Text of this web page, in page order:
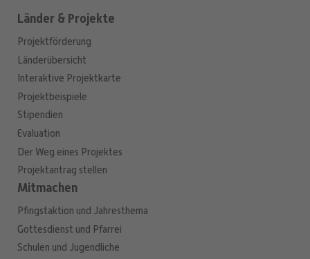
Länder & Projekte
Projektförderung
Länderübersicht
Interaktive Projektkarte
Projektbeispiele
Stipendien
Evaluation
Der Weg eines Projektes
Projektantrag stellen
Mitmachen
Pfingstaktion und Jahresthema
Gottesdienst und Pfarrei
Schulen und Jugendliche